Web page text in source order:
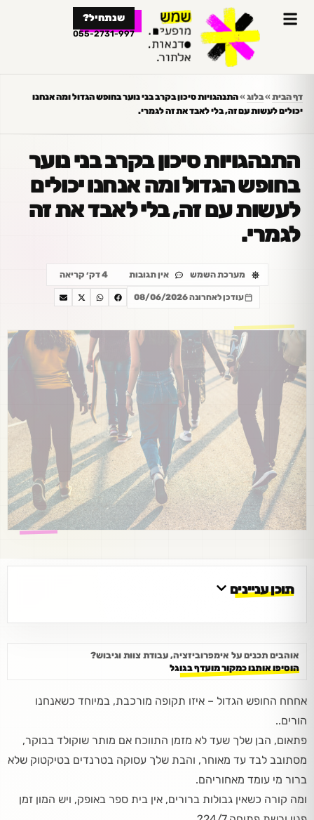
שנתחיל?
055-2731-997
דף הבית »בלוג »התנהגויות סיכון בקרב בני נוער בחופש הגדול ומה אנחנו
יכולים לעשות עם זה, בלי לאבד את זה לגמרי.
התנהגויות סיכון בקרב בני נוער
בחופש הגדול ומה אנחנו יכולים
לעשות עם זה, בלי לאבד את זה
לגמרי.
מערכת השמש אין תגובות 4 דק׳ קריאה
עודכן לאחרונה 08/06/2026
תוכן עניינים
אוהבים תכנים על אימפרוביזציה, עבודת צוות וגיבוש?
הוסיפו אותנו כמקור מועדף בגוגל
אחחח החופש הגדול – איזו תקופה מורכבת, במיוחד כשאנחנו
הורים..
פתאום, הבן שלך שעד לא מזמן התווכח אם מותר שוקולד בבוקר,
מסתובב לבד עד מאוחר, והבת שלך עסוקה בטרנדים בטיקטוק שלא
ברור מי עומד מאחוריהם.
ומה קורה כשאין גבולות ברורים, אין בית ספר באופק, ויש המון זמן